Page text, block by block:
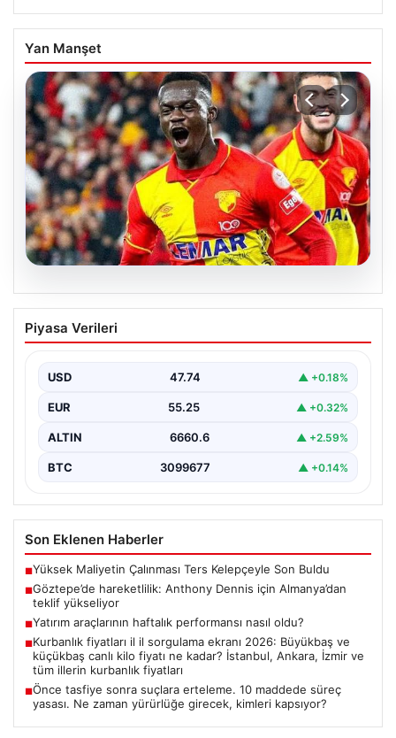
Yan Manşet
07.08.2026
Göztepe’de hareketlilik: Anthony
Dennis için Almanya’dan teklif
Süper Lig temsilcisi Göztepe'nin orta sahasında görev
Piyasa Verileri
USD 47.74 ▲ +0.18%
EUR 55.25 ▲ +0.32%
ALTIN 6660.6 ▲ +2.59%
BTC 3099677 ▲ +0.14%
Son Eklenen Haberler
■Yüksek Maliyetin Çalınması Ters Kelepçeyle Son Buldu
■Göztepe’de hareketlilik: Anthony Dennis için Almanya’dan
teklif yükseliyor
■Yatırım araçlarının haftalık performansı nasıl oldu?
■Kurbanlık fiyatları il il sorgulama ekranı 2026: Büyükbaş ve
küçükbaş canlı kilo fiyatı ne kadar? İstanbul, Ankara, İzmir ve
tüm illerin kurbanlık fiyatları
■Önce tasfiye sonra suçlara erteleme. 10 maddede süreç
yasası. Ne zaman yürürlüğe girecek, kimleri kapsıyor?